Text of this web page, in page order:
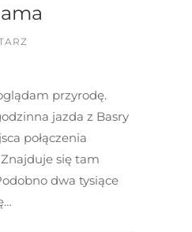
przyrodę.
jazda z Basry
połączenia
się tam
dwa tysiące